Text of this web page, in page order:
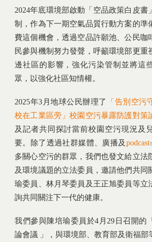
2024年底環境部啟動「空品政策白皮書
制，作為下一期空氣品質行動方案的準
費這個機會，透過空品許願池、公民咖
民參與機制努力發聲，呼籲環境部更重
邊社區的影響，強化污染管制並將這
眾，以強化社區知情權。
2025年3月地球公民辦理了
「告別空污
校在工業區旁」校園空污暴露防護對策
及記者共同探討當前校園空污現況及
要。除了透過社群媒體、廣播及 podcast
多關心空污的群眾，我們也發文給立法
及環境議題的立法委員，邀請他們共同
瑜委員、林月琴委員及王正旭委員等立
詢共同關注下一代的健康。
我們參與陳培瑜委員於4月29日召開的
論會議 」，與環境部、教育部及衛福部